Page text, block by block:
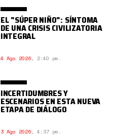
EL "SÚPER NIÑO": SÍNTOMA
DE UNA CRISIS CIVILIZATORIA
INTEGRAL
4 Ago 2026, 2:40 pm.
INCERTIDUMBRES Y
ESCENARIOS EN ESTA NUEVA
ETAPA DE DIÁLOGO
3 Ago 2026, 4:37 pm.